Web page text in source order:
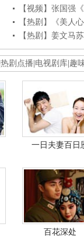
【视频】张国强
【热剧】《美人
【热剧】姜文马
热剧点播 电视剧库 趣
一日夫妻百日
百花深处